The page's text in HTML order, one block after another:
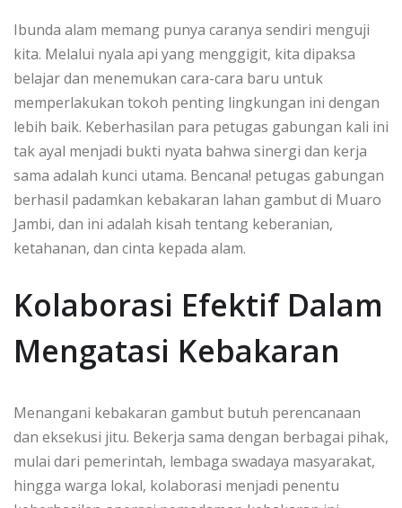
Ibunda alam memang punya caranya sendiri menguji
kita. Melalui nyala api yang menggigit, kita dipaksa
belajar dan menemukan cara-cara baru untuk
memperlakukan tokoh penting lingkungan ini dengan
lebih baik. Keberhasilan para petugas gabungan kali ini
tak ayal menjadi bukti nyata bahwa sinergi dan kerja
sama adalah kunci utama. Bencana! petugas gabungan
berhasil padamkan kebakaran lahan gambut di Muaro
Jambi, dan ini adalah kisah tentang keberanian,
ketahanan, dan cinta kepada alam.
Kolaborasi Efektif Dalam
Mengatasi Kebakaran
Menangani kebakaran gambut butuh perencanaan
dan eksekusi jitu. Bekerja sama dengan berbagai pihak,
mulai dari pemerintah, lembaga swadaya masyarakat,
hingga warga lokal, kolaborasi menjadi penentu